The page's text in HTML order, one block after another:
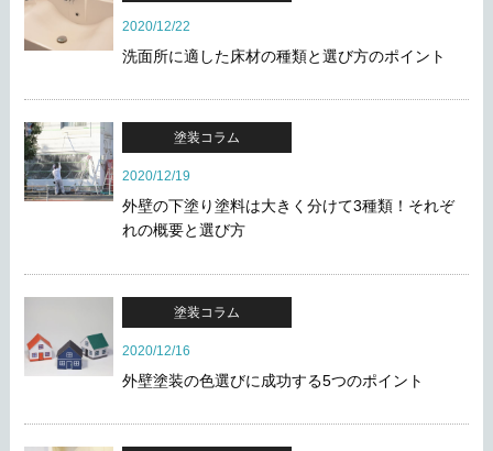
2020/12/22
洗面所に適した床材の種類と選び方のポイント
塗装コラム
2020/12/19
外壁の下塗り塗料は大きく分けて3種類！それぞ
れの概要と選び方
塗装コラム
2020/12/16
外壁塗装の色選びに成功する5つのポイント